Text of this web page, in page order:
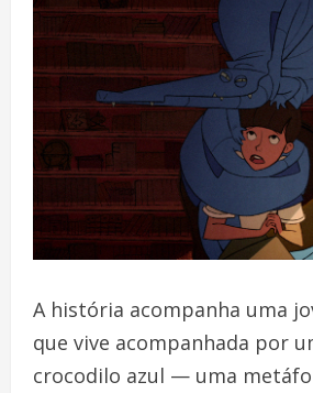
A história acompanha uma
que vive acompanhada por
crocodilo azul — uma